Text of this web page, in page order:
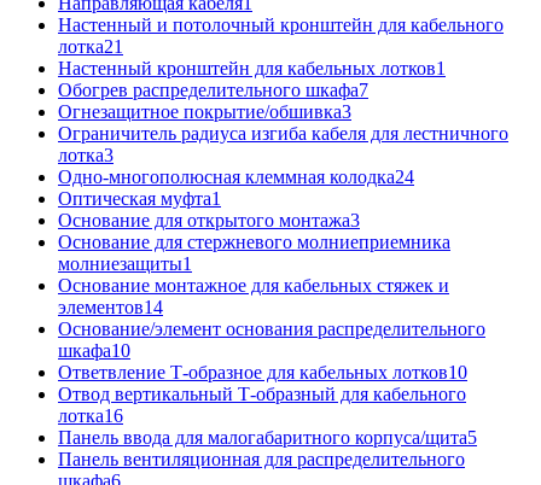
Настенный и потолочный кронштейн для кабельного
лотка21
Настенный кронштейн для кабельных лотков1
Обогрев распределительного шкафа7
Огнезащитное покрытие/обшивка3
Ограничитель радиуса изгиба кабеля для лестничного
лотка3
Одно-многополюсная клеммная колодка24
Оптическая муфта1
Основание для открытого монтажа3
Основание для стержневого молниеприемника
молниезащиты1
Основание монтажное для кабельных стяжек и
элементов14
Основание/элемент основания распределительного
шкафа10
Ответвление Т-образное для кабельных лотков10
Отвод вертикальный Т-образный для кабельного
лотка16
Панель ввода для малогабаритного корпуса/щита5
Панель вентиляционная для распределительного
шкафа6